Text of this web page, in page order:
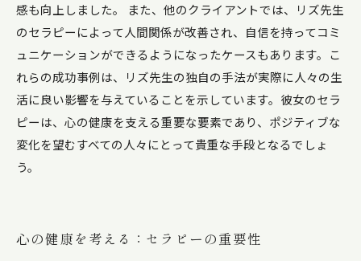
感も向上しました。 また、他のクライアントでは、リズ先生
のセラピーによって人間関係が改善され、自信を持ってコミ
ュニケーションができるようになったケースもあります。こ
れらの成功事例は、リズ先生の独自の手法が実際に人々の生
活に良い影響を与えていることを示しています。彼女のセラ
ピーは、心の健康を支える重要な要素であり、ポジティブな
変化を望むすべての人々にとって貴重な手段となるでしょ
う。
心の健康を考える：セラピーの重要性